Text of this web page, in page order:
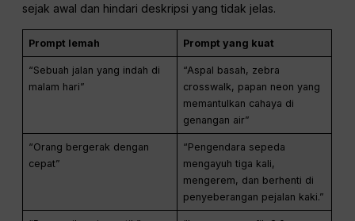
Teknik Optimasi Utama
untuk Prompt Sora 2
Gunakan Petunjuk Visual untuk
Menentukan Gaya
Gaya adalah alat yang paling ampuh dalam membimbing.
Penafsiran. Tentukan estetika yang diinginkan
sejak awal dan hindari deskripsi yang tidak jelas.